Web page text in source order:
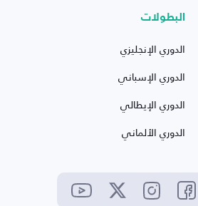
البطولات
الدوري الإنجليزي
الدوري الإسباني
الدوري الإيطالي
الدوري الألماني